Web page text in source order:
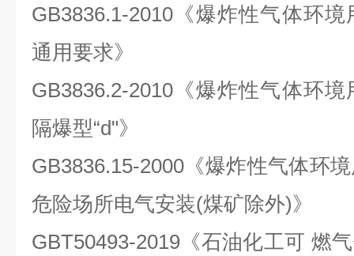
GB3836.1-2010《爆炸性气体环
通用要求》
GB3836.2-2010《爆炸性气体环
隔爆型“d"》
GB3836.15-2000《爆炸性气体环
危险场所电气安装(煤矿除外)》
GBT50493-2019《石油化工可 燃